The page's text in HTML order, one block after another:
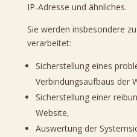
IP-Adresse und ähnliches.
Sie werden insbesondere
verarbeitet:
Sicherstellung eines
Verbindungsaufbaus der
Sicherstellung einer
Website,
Auswertung der